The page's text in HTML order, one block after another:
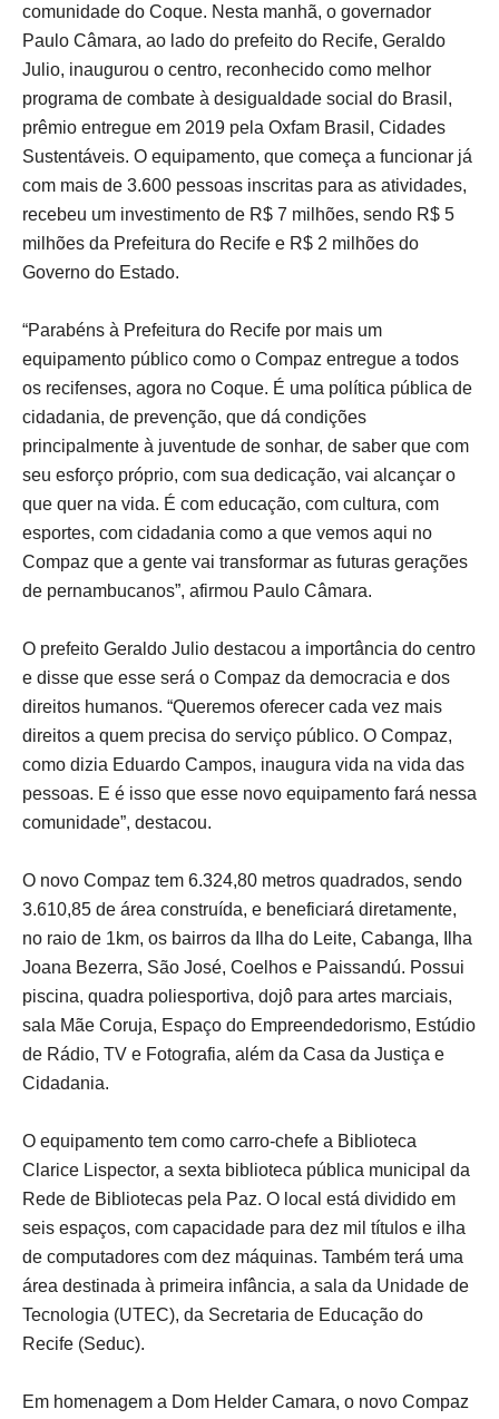
comunidade do Coque. Nesta manhã, o governador
Paulo Câmara, ao lado do prefeito do Recife, Geraldo
Julio, inaugurou o centro, reconhecido como melhor
programa de combate à desigualdade social do Brasil,
prêmio entregue em 2019 pela Oxfam Brasil, Cidades
Sustentáveis. O equipamento, que começa a funcionar já
com mais de 3.600 pessoas inscritas para as atividades,
recebeu um investimento de R$ 7 milhões, sendo R$ 5
milhões da Prefeitura do Recife e R$ 2 milhões do
Governo do Estado.
“Parabéns à Prefeitura do Recife por mais um
equipamento público como o Compaz entregue a todos
os recifenses, agora no Coque. É uma política pública de
cidadania, de prevenção, que dá condições
principalmente à juventude de sonhar, de saber que com
seu esforço próprio, com sua dedicação, vai alcançar o
que quer na vida. É com educação, com cultura, com
esportes, com cidadania como a que vemos aqui no
Compaz que a gente vai transformar as futuras gerações
de pernambucanos”, afirmou Paulo Câmara.
O prefeito Geraldo Julio destacou a importância do centro
e disse que esse será o Compaz da democracia e dos
direitos humanos. “Queremos oferecer cada vez mais
direitos a quem precisa do serviço público. O Compaz,
como dizia Eduardo Campos, inaugura vida na vida das
pessoas. E é isso que esse novo equipamento fará nessa
comunidade”, destacou.
O novo Compaz tem 6.324,80 metros quadrados, sendo
3.610,85 de área construída, e beneficiará diretamente,
no raio de 1km, os bairros da Ilha do Leite, Cabanga, Ilha
Joana Bezerra, São José, Coelhos e Paissandú. Possui
piscina, quadra poliesportiva, dojô para artes marciais,
sala Mãe Coruja, Espaço do Empreendedorismo, Estúdio
de Rádio, TV e Fotografia, além da Casa da Justiça e
Cidadania.
O equipamento tem como carro-chefe a Biblioteca
Clarice Lispector, a sexta biblioteca pública municipal da
Rede de Bibliotecas pela Paz. O local está dividido em
seis espaços, com capacidade para dez mil títulos e ilha
de computadores com dez máquinas. Também terá uma
área destinada à primeira infância, a sala da Unidade de
Tecnologia (UTEC), da Secretaria de Educação do
Recife (Seduc).
Em homenagem a Dom Helder Camara, o novo Compaz